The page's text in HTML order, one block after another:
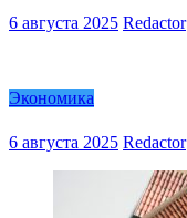
6 августа 2025 Redactor
Экономика
6 августа 2025 Redactor